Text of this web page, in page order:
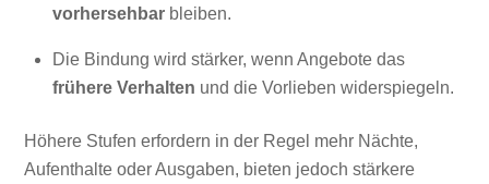
vorhersehbar bleiben.
Die Bindung wird stärker, wenn Angebote das
frühere Verhalten und die Vorlieben widerspiegeln.
Höhere Stufen erfordern in der Regel mehr Nächte,
Aufenthalte oder Ausgaben, bieten jedoch stärkere